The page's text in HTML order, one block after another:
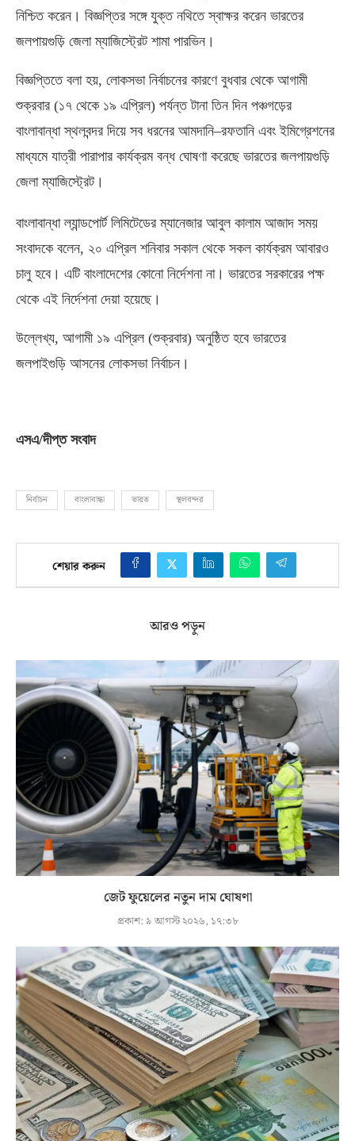
নিশ্চিত করেন। বিজ্ঞপ্তির সঙ্গে যুক্ত নথিতে স্বাক্ষর করেন ভারতের
জলপায়গুড়ি জেলা ম্যাজিস্ট্রেট শামা পারভিন।
বিজ্ঞপ্তিতে বলা হয়, লোকসভা নির্বাচনের কারণে বুধবার থেকে আগামী
শুক্রবার (১৭ থেকে ১৯ এপ্রিল) পর্যন্ত টানা তিন দিন পঞ্চগড়ের
বাংলাবান্ধা স্থলবন্দর দিয়ে সব ধরনের আমদানি–রফতানি এবং ইমিগ্রেশনের
মাধ্যমে যাত্রী পারাপার কার্যক্রম বন্ধ ঘোষণা করেছে ভারতের জলপায়গুড়ি
জেলা ম্যাজিস্ট্রেট।
বাংলাবান্ধা ল্যান্ডপোর্ট লিমিটেডের ম্যানেজার আবুল কালাম আজাদ সময়
সংবাদকে বলেন, ২০ এপ্রিল শনিবার সকাল থেকে সকল কার্যক্রম আবারও
চালু হবে। এটি বাংলাদেশের কোনো নির্দেশনা না। ভারতের সরকারের পক্ষ
থেকে এই নির্দেশনা দেয়া হয়েছে।
উল্লেখ্য, আগামী ১৯ এপ্রিল (শুক্রবার) অনুষ্ঠিত হবে ভারতের
জলপাইগুড়ি আসনের লোকসভা নির্বাচন।
এসএ/দীপ্ত সংবাদ
নির্বাচন বাংলাবান্ধা ভারত স্থলবন্দর
শেয়ার করুন
আরও পড়ুন
জেট ফুয়েলের নতুন দাম ঘোষণা
প্রকাশ: ৯ আগস্ট ২০২৬, ১৭:৩৮